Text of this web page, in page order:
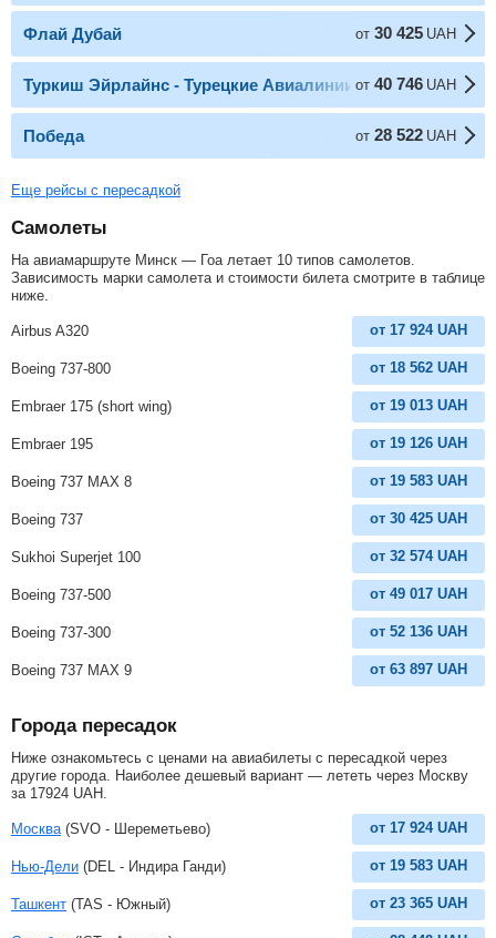
Флай Дубай от 30 425 UAH
Туркиш Эйрлайнс - Турецкие Авиалинии от 40 746 UAH
Победа от 28 522 UAH
Еще рейсы с пересадкой
Самолеты
На авиамаршруте Минск — Гоа летает 10 типов самолетов.
Зависимость марки самолета и стоимости билета смотрите в таблице
ниже.
Airbus A320 от 17 924 UAH
Boeing 737-800 от 18 562 UAH
Embraer 175 (short wing) от 19 013 UAH
Embraer 195 от 19 126 UAH
Boeing 737 MAX 8 от 19 583 UAH
Boeing 737 от 30 425 UAH
Sukhoi Superjet 100 от 32 574 UAH
Boeing 737-500 от 49 017 UAH
Boeing 737-300 от 52 136 UAH
Boeing 737 MAX 9 от 63 897 UAH
Города пересадок
Ниже ознакомьтесь с ценами на авиабилеты с пересадкой через
другие города. Наиболее дешевый вариант — лететь через Москву
за 17924 UAH
Москва (SVO - Шереметьево) от 17 924 UAH
Нью-Дели (DEL - Индира Ганди) от 19 583 UAH
Ташкент (TAS - Южный) от 23 365 UAH